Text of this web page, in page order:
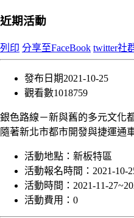
近期活動
列印 分享至FaceBook twitter社
發布日期2021-10-25
觀看數1018759
銀色路線－新與舊的多元文化
隨著新北市都市開發與捷運通
活動地點： 新板特區
活動報名時間： 2021-10-
活動時間： 2021-11-
活動費用： 0